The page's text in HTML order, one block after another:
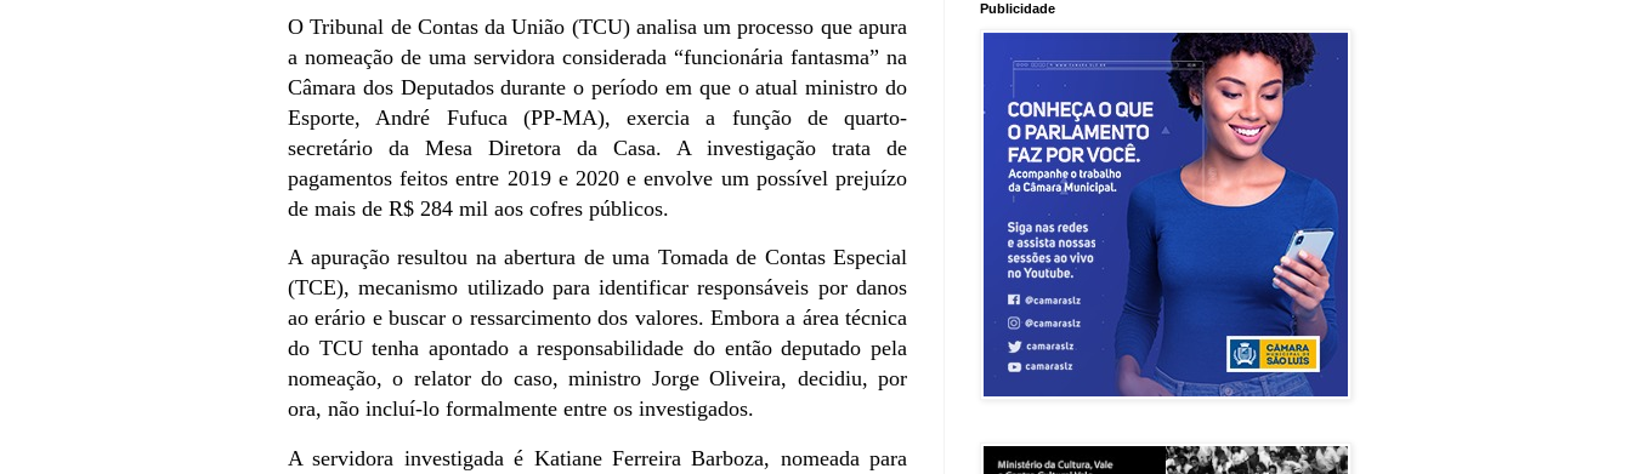
O Tribunal de Contas da União (TCU) analisa um processo que apura
a nomeação de uma servidora considerada “funcionária fantasma” na
Câmara dos Deputados durante o período em que o atual ministro do
Esporte, André Fufuca (PP-MA), exercia a função de quarto-
secretário da Mesa Diretora da Casa. A investigação trata de
pagamentos feitos entre 2019 e 2020 e envolve um possível prejuízo
de mais de R$ 284 mil aos cofres públicos.
A apuração resultou na abertura de uma Tomada de Contas Especial
(TCE), mecanismo utilizado para identificar responsáveis por danos
ao erário e buscar o ressarcimento dos valores. Embora a área técnica
do TCU tenha apontado a responsabilidade do então deputado pela
nomeação, o relator do caso, ministro Jorge Oliveira, decidiu, por
ora, não incluí-lo formalmente entre os investigados.
A servidora investigada é Katiane Ferreira Barboza, nomeada para
Publicidade